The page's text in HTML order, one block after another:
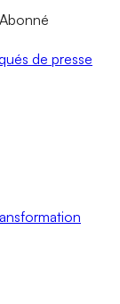
Abonné
de presse